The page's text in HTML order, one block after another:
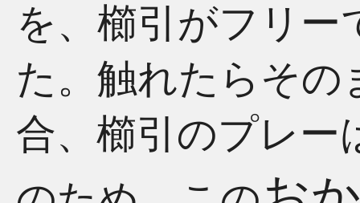
を、櫛引がフリ
た。触れたらその
合、櫛引のプレー